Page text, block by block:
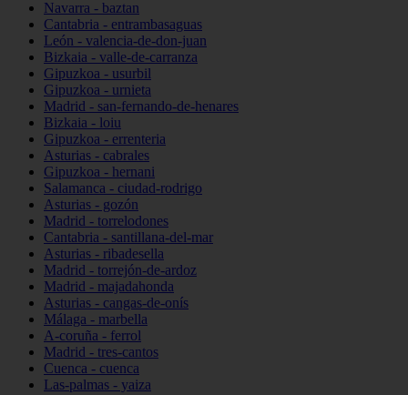
Navarra - baztan
Cantabria - entrambasaguas
León - valencia-de-don-juan
Bizkaia - valle-de-carranza
Gipuzkoa - usurbil
Gipuzkoa - urnieta
Madrid - san-fernando-de-henares
Bizkaia - loiu
Gipuzkoa - errenteria
Asturias - cabrales
Gipuzkoa - hernani
Salamanca - ciudad-rodrigo
Asturias - gozón
Madrid - torrelodones
Cantabria - santillana-del-mar
Asturias - ribadesella
Madrid - torrejón-de-ardoz
Madrid - majadahonda
Asturias - cangas-de-onís
Málaga - marbella
A-coruña - ferrol
Madrid - tres-cantos
Cuenca - cuenca
Las-palmas - yaiza